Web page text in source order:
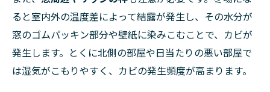
ると室内外の温度差によって結露が発生し、その水分が
窓のゴムパッキン部分や壁紙に染みこむことで、カビが
発生します。とくに北側の部屋や日当たりの悪い部屋で
は湿気がこもりやすく、カビの発生頻度が高まります。